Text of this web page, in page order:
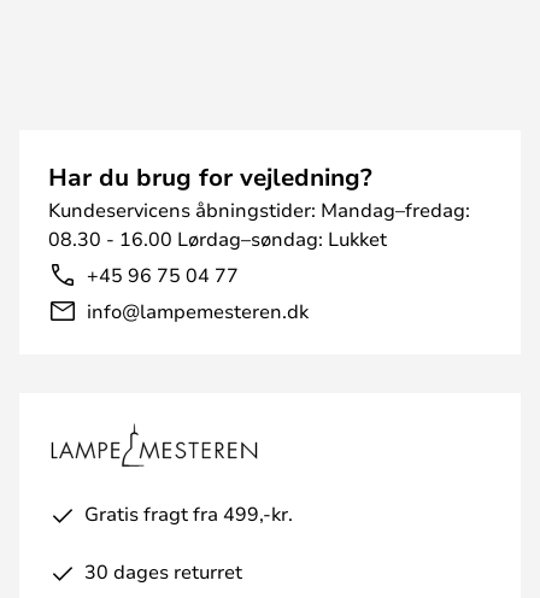
Har du brug for vejledning?
Kundeservicens åbningstider: Mandag–fredag:
08.30 - 16.00 Lørdag–søndag: Lukket
+45 96 75 04 77
info@lampemesteren.dk
Gratis fragt fra 499,-kr.
30 dages returret